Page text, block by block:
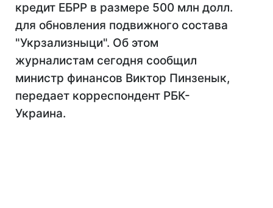
кредит ЕБРР в размере 500 млн долл.
для обновления подвижного состава
"Укрзализныци". Об этом
журналистам сегодня сообщил
министр финансов Виктор Пинзенык,
передает корреспондент РБК-
Украина.